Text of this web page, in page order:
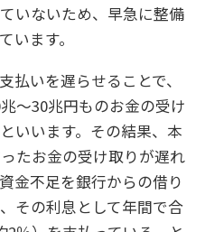
いないため、早急に整備
います。
払いを遅らせることで、
～30兆円ものお金の受け
いいます。その結果、本
たお金の受け取りが遅れ
金不足を銀行からの借り
その利息として年間で合